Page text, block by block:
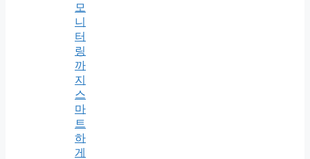
모
니
터
링
까
지
스
마
트
하
게